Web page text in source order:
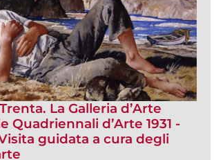
La Galleria d’Arte
Quadriennali d’Arte 1931 -
Visita guidata a cura degli